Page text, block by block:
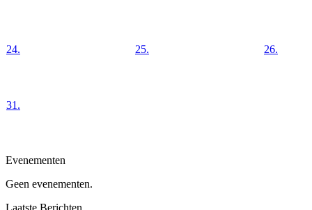
24. 25. 26.
31.
Evenementen
Geen evenementen.
Laatste Berichten